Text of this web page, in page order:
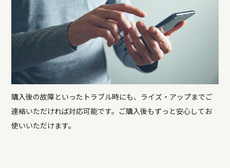
購入後の故障といったトラブル時にも、ライズ・アップまでご
連絡いただければ対応可能です。ご購入後もずっと安心してお
使いいただけます。